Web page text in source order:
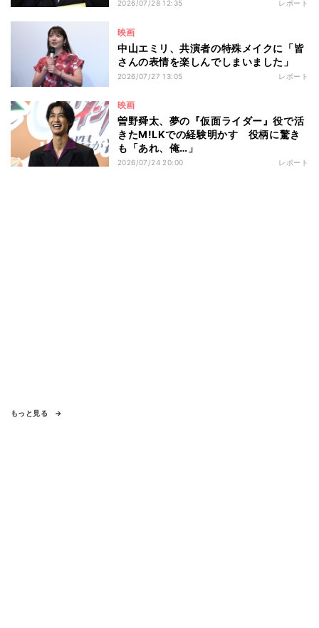
2026/07/28 12:35 レポート
映画
中山エミリ、共演者の特殊メイクに「皆
さんの表情を楽しんでしまいました」
2026/07/27 13:05 レポート
映画
曽野舜太、夢の『仮面ライダー』役で活
きたM!LKでの経験明かす 役柄に驚き
も「あれ、俺…」
2026/07/24 20:00 レポート
もっと見る